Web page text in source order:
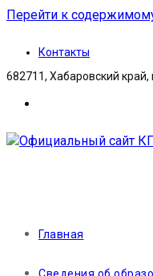
Перейти к
Контакты
682711, Хабаровский
Главная